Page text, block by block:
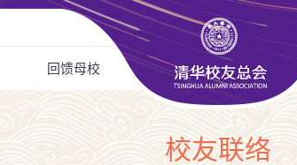
回馈母校
校友联络